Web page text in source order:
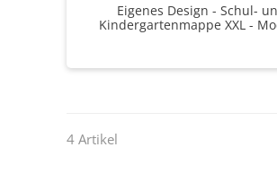
Eigenes Design - Schul-
Kindergartenmappe XXL -
4 Artikel